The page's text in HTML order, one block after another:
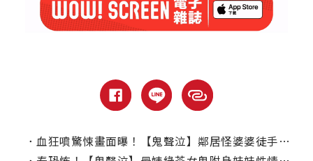
． 血狂噴驚悚畫面曝！【鬼聲泣】鄰居怪婆婆徒手拔少女牙齒吞肚嚇壞全家人